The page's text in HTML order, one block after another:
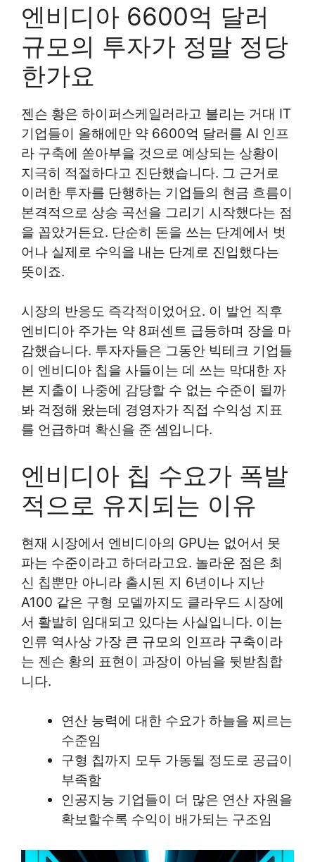
엔비디아 6600억 달러
규모의 투자가 정말 정당
한가요
젠슨 황은 하이퍼스케일러라고 불리는 거대 IT
기업들이 올해에만 약 6600억 달러를 AI 인프
라 구축에 쏟아부을 것으로 예상되는 상황이
지극히 적절하다고 진단했습니다. 그 근거로
이러한 투자를 단행하는 기업들의 현금 흐름이
본격적으로 상승 곡선을 그리기 시작했다는 점
을 꼽았거든요. 단순히 돈을 쓰는 단계에서 벗
어나 실제로 수익을 내는 단계로 진입했다는
뜻이죠.
시장의 반응도 즉각적이었어요. 이 발언 직후
엔비디아 주가는 약 8퍼센트 급등하며 장을 마
감했습니다. 투자자들은 그동안 빅테크 기업들
이 엔비디아 칩을 사들이는 데 쓰는 막대한 자
본 지출이 나중에 감당할 수 없는 수준이 될까
봐 걱정해 왔는데 경영자가 직접 수익성 지표
를 언급하며 확신을 준 셈입니다.
엔비디아 칩 수요가 폭발
적으로 유지되는 이유
현재 시장에서 엔비디아의 GPU는 없어서 못
파는 수준이라고 하더라고요. 놀라운 점은 최
신 칩뿐만 아니라 출시된 지 6년이나 지난
A100 같은 구형 모델까지도 클라우드 시장에
서 활발히 임대되고 있다는 사실입니다. 이는
인류 역사상 가장 큰 규모의 인프라 구축이라
는 젠슨 황의 표현이 과장이 아님을 뒷받침합
니다.
연산 능력에 대한 수요가 하늘을 찌르는
수준임
구형 칩까지 모두 가동될 정도로 공급이
부족함
인공지능 기업들이 더 많은 연산 자원을
확보할수록 수익이 배가되는 구조임